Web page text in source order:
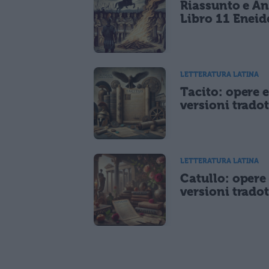
Riassunto e
Libro 11
LETTERATURA LATINA
Tacito: opere e
versioni
LETTERATURA LATINA
Catullo: opere
versioni